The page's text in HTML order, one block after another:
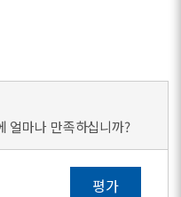
얼마나 만족하십니까?
평가